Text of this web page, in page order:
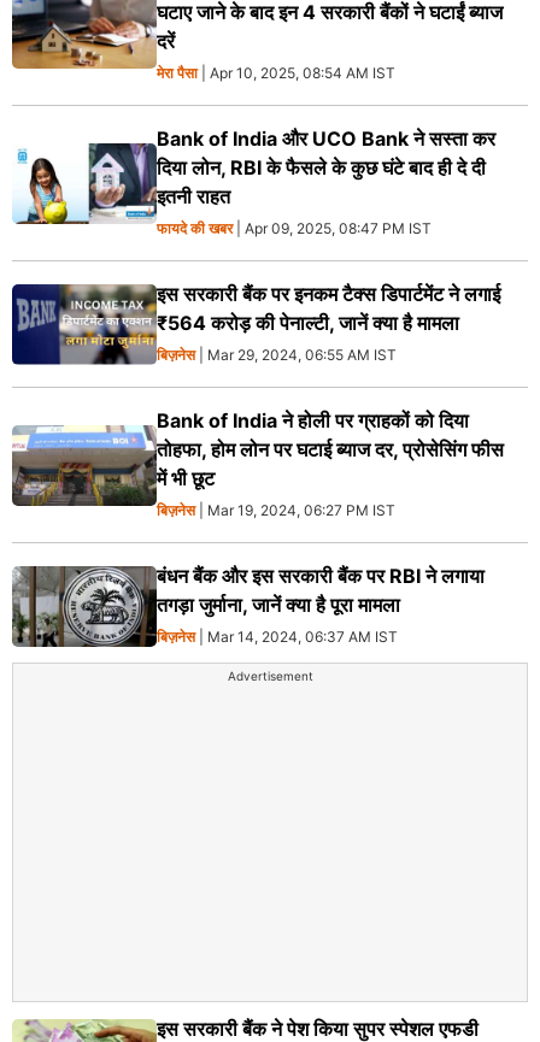
घटाए जाने के बाद इन 4 सरकारी बैंकों ने घटाईं ब्याज
दरें
मेरा पैसा| Apr 10, 2025, 08:54 AM IST
Bank of India और UCO Bank ने सस्ता कर
दिया लोन, RBI के फैसले के कुछ घंटे बाद ही दे दी
इतनी राहत
फायदे की खबर| Apr 09, 2025, 08:47 PM IST
इस सरकारी बैंक पर इनकम टैक्स डिपार्टमेंट ने लगाई
₹564 करोड़ की पेनाल्टी, जानें क्या है मामला
बिज़नेस| Mar 29, 2024, 06:55 AM IST
Bank of India ने होली पर ग्राहकों को दिया
तोहफा, होम लोन पर घटाई ब्याज दर, प्रोसेसिंग फीस
में भी छूट
बिज़नेस| Mar 19, 2024, 06:27 PM IST
बंधन बैंक और इस सरकारी बैंक पर RBI ने लगाया
तगड़ा जुर्माना, जानें क्या है पूरा मामला
बिज़नेस| Mar 14, 2024, 06:37 AM IST
Advertisement
इस सरकारी बैंक ने पेश किया सुपर स्पेशल एफडी